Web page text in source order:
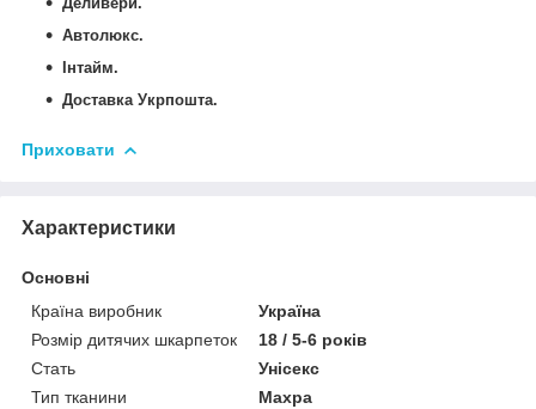
Автолюкс.
Інтайм.
Доставка Укрпошта.
Приховати
Характеристики
Основні
Країна виробник
Україна
Розмір дитячих шкарпеток
18 / 5-6 років
Стать
Унісекс
Тип тканини
Махра